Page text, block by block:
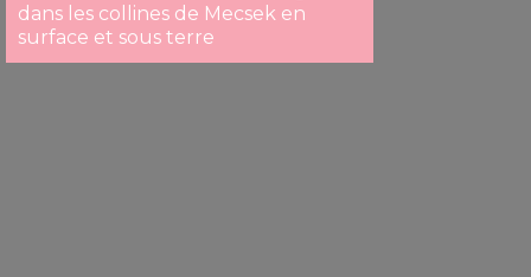
dans les collines de Mecsek en
surface et sous terre